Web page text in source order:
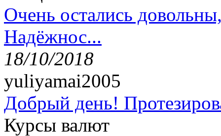
Очень остались
Надёжнос...
18/10/2018
yuliyamai2005
Добрый день!
Курсы валют